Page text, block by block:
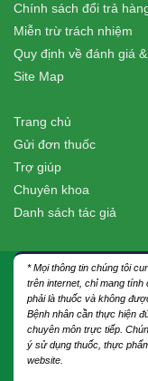
Chính sách đổi trả
Miễn trừ trách nhiệm
Quy định về đánh giá
Site Map
Trang chủ
Gửi đơn thuốc
Trợ giúp
Chuyên khoa
Danh sách tác giả
* Mọi thông tin chúng tôi
trên internet, chỉ mang
phải là thuốc và không
Bệnh nhân cần thực hiện
chuyên môn trực tiếp.
ý sử dụng thuốc, thực
website.